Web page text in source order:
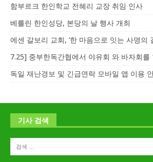
함부르크 한인학교 전혜리 교장 취임 인사
베를린 한인성당, 본당의 날 행사 개최
에센 갈보리 교회, ‘한 마음으로 잇는 사명의
7.25] 중부한독간협에서 야유회 와 바자회를
독일 재난경보 및 긴급연락 모바일 앱 이용
기사 검색